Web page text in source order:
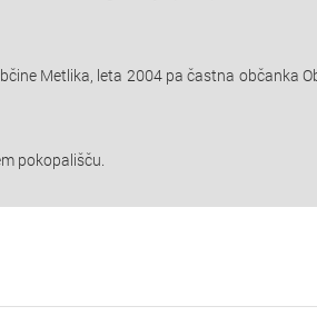
Metlika, leta 2004 pa častna občanka
pokopališču.